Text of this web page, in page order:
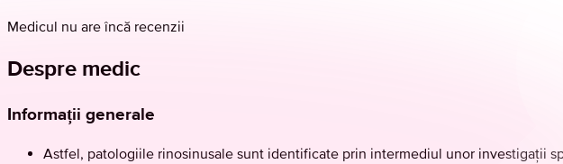
Medicul nu are încă recenzii
Despre medic
Informații generale
Astfel, patologiile rinosinusale sunt identificate prin intermediul unor investigaţii